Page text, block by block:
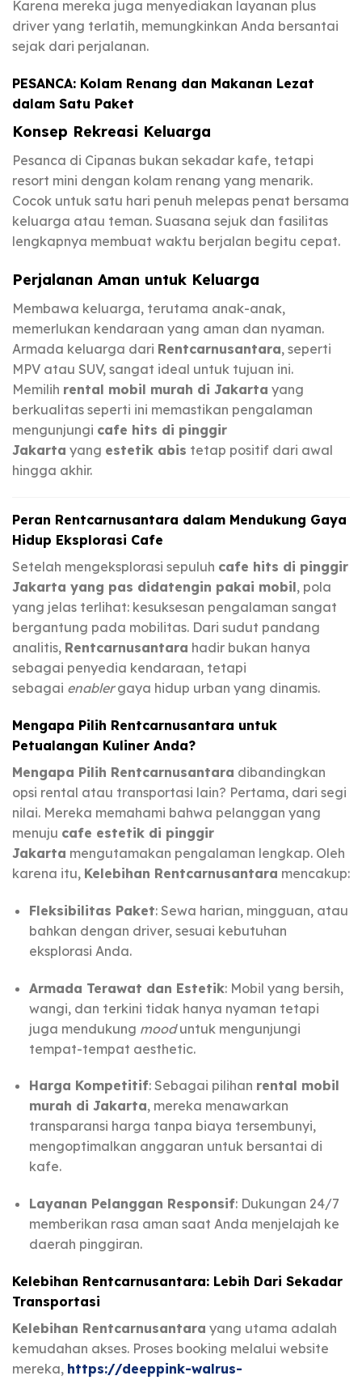
Karena mereka juga menyediakan layanan plus
driver yang terlatih, memungkinkan Anda bersantai
sejak dari perjalanan.
PESANCA: Kolam Renang dan Makanan Lezat
dalam Satu Paket
Konsep Rekreasi Keluarga
Pesanca di Cipanas bukan sekadar kafe, tetapi
resort mini dengan kolam renang yang menarik.
Cocok untuk satu hari penuh melepas penat bersama
keluarga atau teman. Suasana sejuk dan fasilitas
lengkapnya membuat waktu berjalan begitu cepat.
Perjalanan Aman untuk Keluarga
Membawa keluarga, terutama anak-anak,
memerlukan kendaraan yang aman dan nyaman.
Armada keluarga dari Rentcarnusantara, seperti
MPV atau SUV, sangat ideal untuk tujuan ini.
Memilih rental mobil murah di Jakarta yang
berkualitas seperti ini memastikan pengalaman
mengunjungi cafe hits di pinggir
Jakarta yang estetik abis tetap positif dari awal
hingga akhir.
Peran Rentcarnusantara dalam Mendukung Gaya
Hidup Eksplorasi Cafe
Setelah mengeksplorasi sepuluh cafe hits di pinggir
Jakarta yang pas didatengin pakai mobil, pola
yang jelas terlihat: kesuksesan pengalaman sangat
bergantung pada mobilitas. Dari sudut pandang
analitis, Rentcarnusantara hadir bukan hanya
sebagai penyedia kendaraan, tetapi
sebagai enablergaya hidup urban yang dinamis.
Mengapa Pilih Rentcarnusantara untuk
Petualangan Kuliner Anda?
Mengapa Pilih Rentcarnusantara dibandingkan
opsi rental atau transportasi lain? Pertama, dari segi
nilai. Mereka memahami bahwa pelanggan yang
menuju cafe estetik di pinggir
Jakarta mengutamakan pengalaman lengkap. Oleh
karena itu, Kelebihan Rentcarnusantara mencakup:
Fleksibilitas Paket: Sewa harian, mingguan, atau
bahkan dengan driver, sesuai kebutuhan
eksplorasi Anda.
Armada Terawat dan Estetik: Mobil yang bersih,
wangi, dan terkini tidak hanya nyaman tetapi
juga mendukung mooduntuk mengunjungi
tempat-tempat aesthetic.
Harga Kompetitif: Sebagai pilihan rental mobil
murah di Jakarta, mereka menawarkan
transparansi harga tanpa biaya tersembunyi,
mengoptimalkan anggaran untuk bersantai di
kafe.
Layanan Pelanggan Responsif: Dukungan 24/7
memberikan rasa aman saat Anda menjelajah ke
daerah pinggiran.
Kelebihan Rentcarnusantara: Lebih Dari Sekadar
Transportasi
Kelebihan Rentcarnusantara yang utama adalah
kemudahan akses. Proses booking melalui website
mereka, https://deeppink-walrus-